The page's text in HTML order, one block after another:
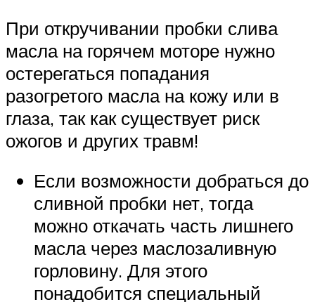
При откручивании пробки слива
масла на горячем моторе нужно
остерегаться попадания
разогретого масла на кожу или в
глаза, так как существует риск
ожогов и других травм!
Если возможности добраться до
сливной пробки нет, тогда
можно откачать часть лишнего
масла через маслозаливную
горловину. Для этого
понадобится специальный